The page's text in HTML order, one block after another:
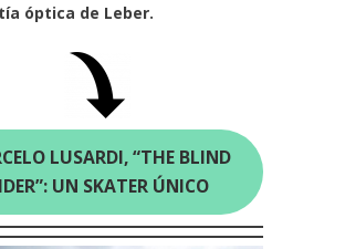
óptica de Leber.
LUSARDI, “THE BLIND
UN SKATER ÚNICO